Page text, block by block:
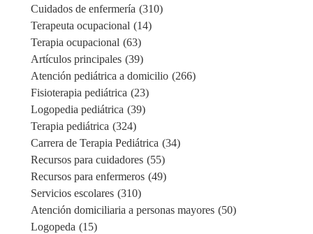
Cuidados de enfermería (310)
Terapeuta ocupacional (14)
Terapia ocupacional (63)
Artículos principales (39)
Atención pediátrica a domicilio (266)
Fisioterapia pediátrica (23)
Logopedia pediátrica (39)
Terapia pediátrica (324)
Carrera de Terapia Pediátrica (34)
Recursos para cuidadores (55)
Recursos para enfermeros (49)
Servicios escolares (310)
Atención domiciliaria a personas mayores (50)
Logopeda (15)